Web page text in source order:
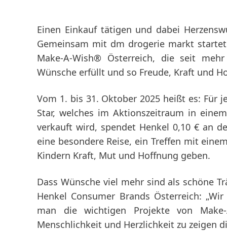
Einen Einkauf tätigen und dabei
Gemeinsam mit dm drogerie markt
Make-A-Wish® Österreich, die seit
Wünsche erfüllt und so Freude, Kraft und
Vom 1. bis 31. Oktober 2025 heißt es: Für
Star, welches im Aktionszeitraum in
verkauft wird, spendet Henkel 0,10 € an
eine besondere Reise, ein Treffen mit
Kindern Kraft, Mut und Hoffnung geben.
Dass Wünsche viel mehr sind als schöne
Henkel Consumer Brands Österreich:
man die wichtigen Projekte von
Menschlichkeit und Herzlichkeit zu zeigen